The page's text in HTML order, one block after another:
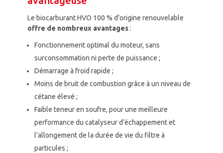
Le biocarburant HVO 100 % d’origine renouvelable
offre de nombreux avantages:
Fonctionnement optimal du moteur, sans
surconsommation ni perte de puissance ;
Démarrage à froid rapide ;
Moins de bruit de combustion grâce à un niveau de
cétane élevé ;
Faible teneur en soufre, pour une meilleure
performance du catalyseur d’échappement et
l’allongement de la durée de vie du filtre à
particules ;